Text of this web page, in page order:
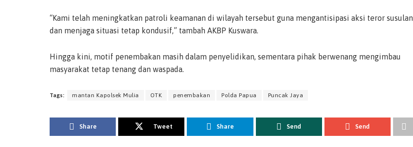
“Kami telah meningkatkan patroli keamanan di wilayah tersebut guna mengantisipasi aksi teror susulan
dan menjaga situasi tetap kondusif,” tambah AKBP Kuswara.
Hingga kini, motif penembakan masih dalam penyelidikan, sementara pihak berwenang mengimbau
masyarakat tetap tenang dan waspada.
Tags: mantan Kapolsek Mulia OTK penembakan Polda Papua Puncak Jaya
Share Tweet Share Send Send